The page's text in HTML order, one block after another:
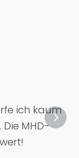
ich kaum
MHD-